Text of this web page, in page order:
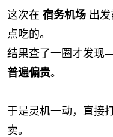
这次在 宿务机场 出
点吃的。
结果查了一圈才发
普遍偏贵。
于是灵机一动，直接
卖。